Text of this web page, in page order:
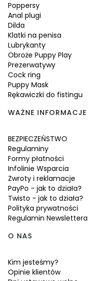
Poppersy
Anal plugi
Dilda
Klatki na penisa
Lubrykanty
Obroże Puppy Play
Prezerwatywy
Cock ring
Puppy Mask
Rękawiczki do fistingu
WAŻNE INFORMACJE
BEZPIECZEŃSTWO
Regulaminy
Formy płatności
Infolinie Wsparcia
Zwroty i reklamacje
PayPo - jak to działa?
Twisto - jak to działa?
Polityka prywatności
Regulamin Newslettera
O NAS
Kim jesteśmy?
Opinie klientów